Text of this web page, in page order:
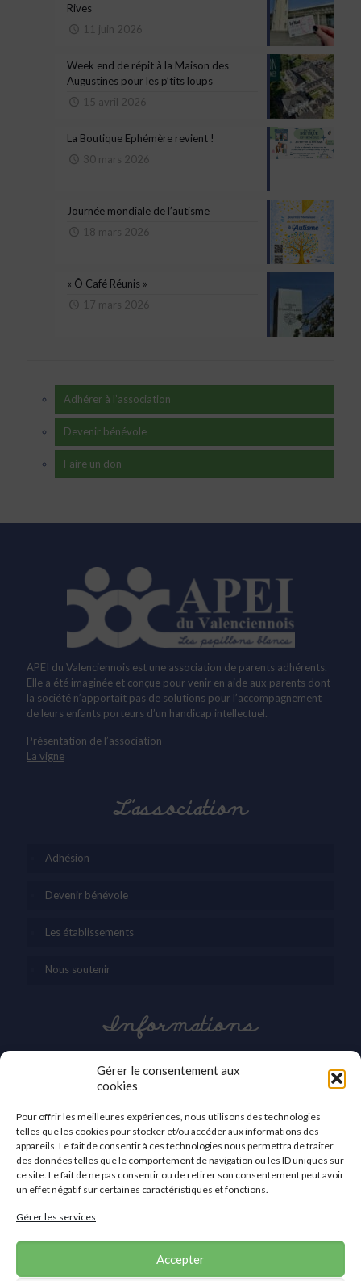
Gérer le consentement aux
cookies
Pour offrir les meilleures expériences, nous utilisons des technologies
telles que les cookies pour stocker et/ou accéder aux informations des
appareils. Le fait de consentir à ces technologies nous permettra de traiter
des données telles que le comportement de navigation ou les ID uniques sur
ce site. Le fait de ne pas consentir ou de retirer son consentement peut avoir
un effet négatif sur certaines caractéristiques et fonctions.
Gérer les services
Accepter
Rives
11 juin 2026
Week end de répit à la Maison des
Augustines pour les p’tits loups
15 avril 2026
La Boutique Ephémère revient !
30 mars 2026
Journée mondiale de l’autisme
18 mars 2026
« Ô Café Réunis »
17 mars 2026
Adhérer à l’association
Devenir bénévole
Faire un don
APEI du Valenciennois est une association de parents adhérents.
Elle a été imaginée et conçue pour venir en aide aux parents dont
la société n’apportait pas de solutions pour l’accompagnement
de leurs enfants porteurs d’un handicap intellectuel.
Présentation de l’association
La vigne
L’association
Adhésion
Devenir bénévole
Les établissements
Nous soutenir
Informations
03 27 42 86 30
contact@apei-val-59.org
APEI du Valenciennois
2a, avenue des Sports
59410 Anzin
Nous contacter